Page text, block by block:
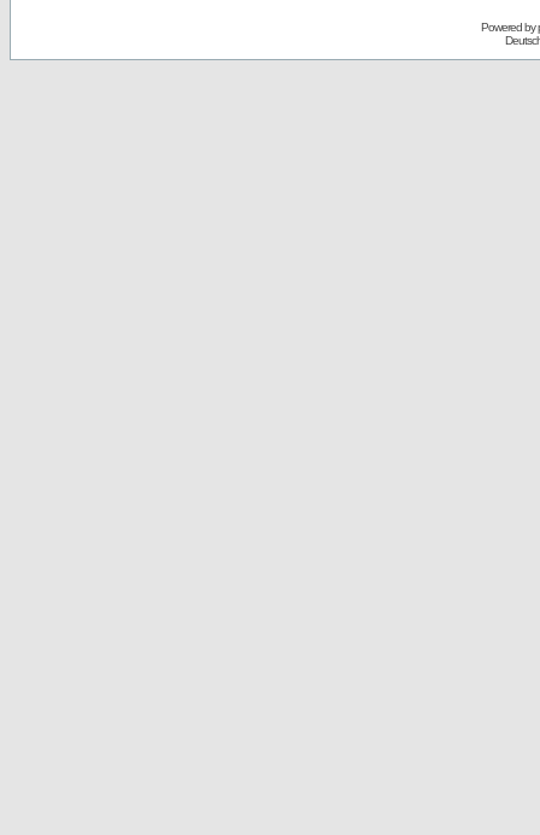
Powered by